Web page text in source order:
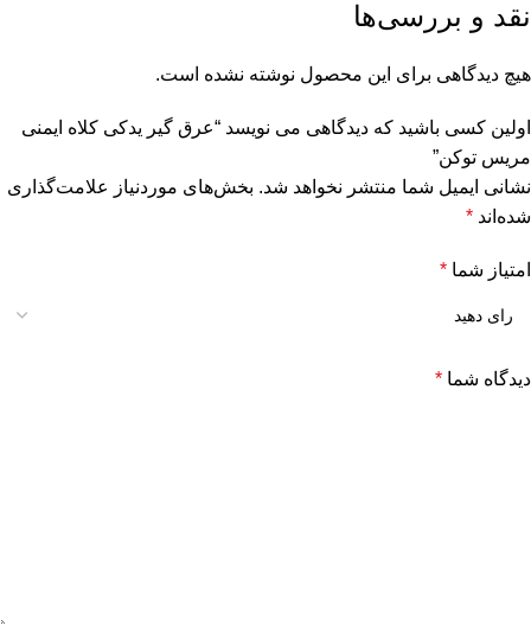
نقد و بررسی‌ها
هیچ دیدگاهی برای این محصول نوشته نشده است.
اولین کسی باشید که دیدگاهی می نویسد “عرق گیر یدکی کلاه ایمنی
مریس توکن”
نشانی ایمیل شما منتشر نخواهد شد. بخش‌های موردنیاز علامت‌گذاری
شده‌اند *
امتیاز شما *
دیدگاه شما *